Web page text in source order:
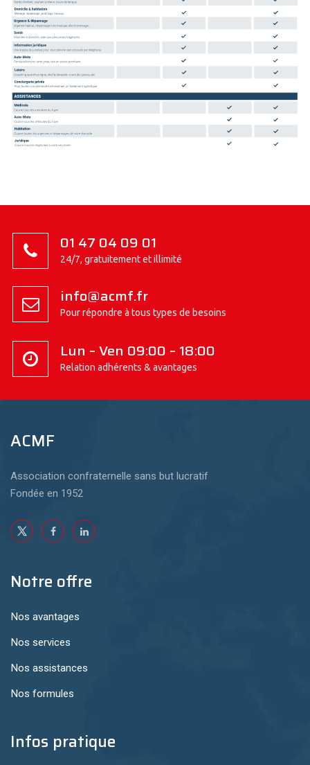
01 47 04 09 01
24/7, gratuitement et illimité
info@acmf.fr
Pour répondre à tous types de besoins
Lun – Ven 09:00 – 18:00
Relation adhérents & avantages
ACMF
Association confraternelle sans but lucratif
Fondée en 1952
Notre offre
Nos avantages
Nos services
Nos assistances
Nos formules
Infos pratique